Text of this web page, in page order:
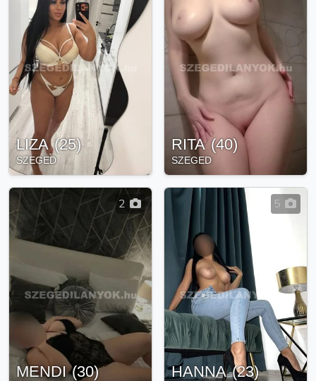
LIZA (25)
SZEGED
RITA (40)
SZEGED
2
MENDI (30)
5
HANNA (23)